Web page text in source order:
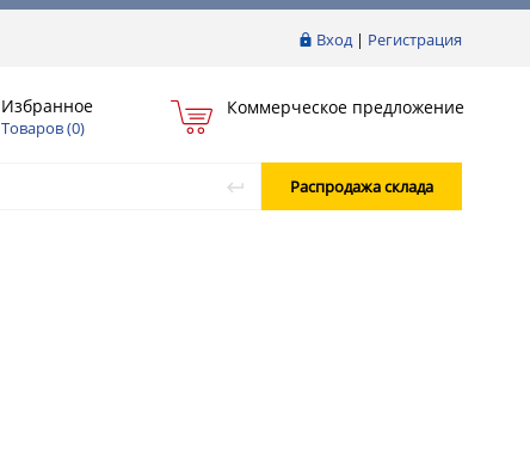
Вход| Регистрация
Избранное
Товаров (0)
Коммерческое предложение
Распродажа склада